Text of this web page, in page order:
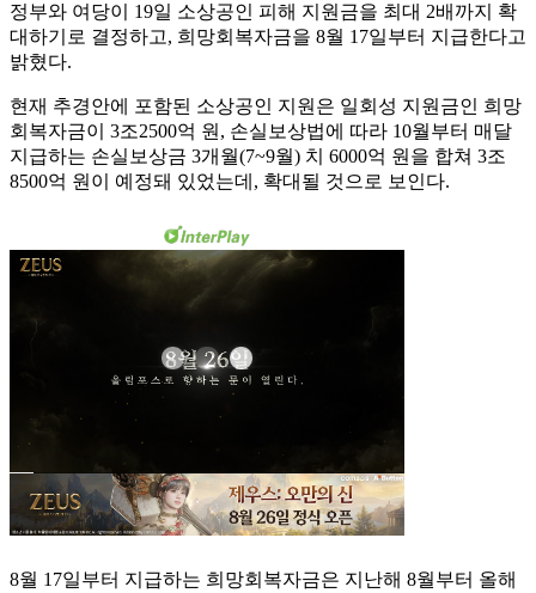
정부와 여당이 19일 소상공인 피해 지원금을 최대 2배까지 확
대하기로 결정하고, 희망회복자금을 8월 17일부터 지급한다고
밝혔다.
현재 추경안에 포함된 소상공인 지원은 일회성 지원금인 희망
회복자금이 3조2500억 원, 손실보상법에 따라 10월부터 매달
지급하는 손실보상금 3개월(7~9월) 치 6000억 원을 합쳐 3조
8500억 원이 예정돼 있었는데, 확대될 것으로 보인다.
8월 17일부터 지급하는 희망회복자금은 지난해 8월부터 올해